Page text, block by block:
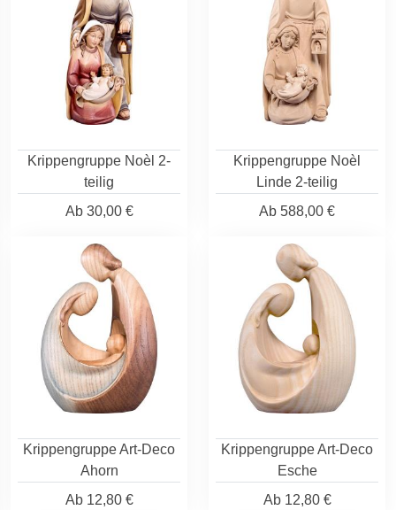
Krippengruppe Noèl 2-
teilig
Ab30,00 €
Krippengruppe Noèl
Linde 2-teilig
Ab 588,00 €
Krippengruppe Art-Deco
Ahorn
Ab12,80 €
Krippengruppe Art-Deco
Esche
Ab12,80 €